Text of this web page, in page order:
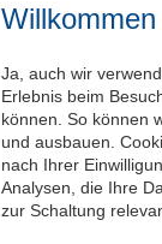
Ja, auch wir
Erlebnis beim
können. So können
und ausbauen.
nach Ihrer
Analysen, die Ihre
zur Schaltung